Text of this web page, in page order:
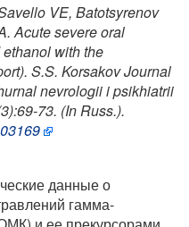
VE, Batotsyrenov
Acute severe oral
with the
S.S. Korsakov Journal
nevrologii i psikhiatrii
73. (In Russ.).
данные о
гамма-